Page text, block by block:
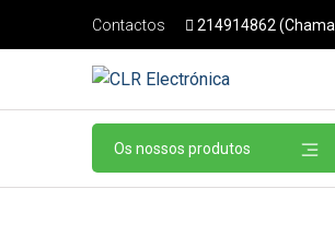
Contactos 214914862
Os nossos produtos